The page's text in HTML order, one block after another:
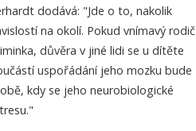
dodává: "Jde o to, nakolik
na okolí. Pokud vnímavý rodič
důvěra v jiné lidi se u dítěte
uspořádání jeho mozku bude
kdy se jeho neurobiologické